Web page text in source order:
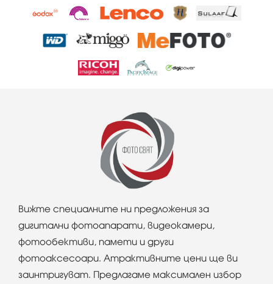
Вижте специалните ни предложения за
дигитални фотоапарати, видеокамери,
фотообективи, памети и други
фотоаксесоари. Атрактивните цени ще ви
заинтригуват. Предлагаме максимален избор